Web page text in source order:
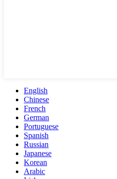
English
Chinese
French
German
Portuguese
Spanish
Russian
Japanese
Korean
Arabic